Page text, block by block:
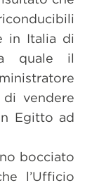
in Italia di
quale il
vendere
Egitto ad
bocciato
l’Ufficio